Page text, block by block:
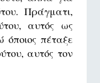
Πράγματι,
αυτός ως
όποιος πέταξε
αυτός τον